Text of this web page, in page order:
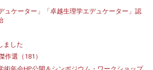
ュケーター」「卓越生理学エデュケーター」認
ました
作選（181）